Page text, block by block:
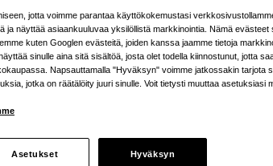
Scandinavian Photo Background Kit Artic
11m
videokuvaukseen
Helsingin myymälä: Varastotilanne
jotta voimme parantaa käyttökokemustasi
ja näyttää asiaankuuluvaa yksilöllistä markkinointia. Nämä evästeet
kuten Googlen evästeitä, joiden kanssa jaamme tietoja
sinulle aina sitä sisältöä, josta olet todella kiinnostunut, jotta
Napsauttamalla "Hyväksyn" voimme jatkossakin tarjota
jotka on räätälöity juuri sinulle. Voit tietysti muuttaa asetuksiasi
Asetukset Hyväksyn